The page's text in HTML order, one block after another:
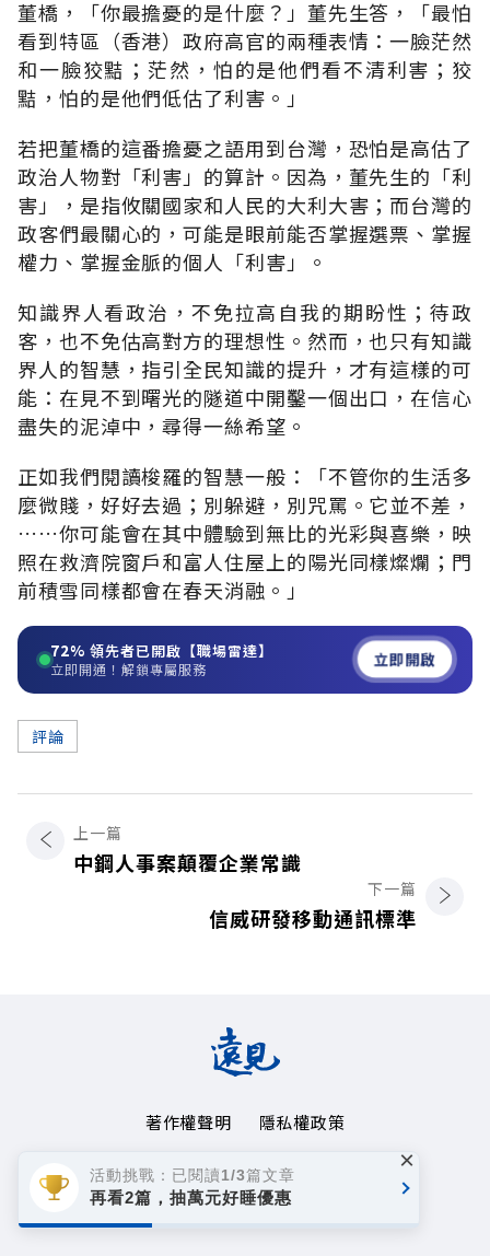
董橋，「你最擔憂的是什麼？」董先生答，「最怕
看到特區（香港）政府高官的兩種表情：一臉茫然
和一臉狡黠；茫然，怕的是他們看不清利害；狡
黠，怕的是他們低估了利害。」
若把董橋的這番擔憂之語用到台灣，恐怕是高估了
政治人物對「利害」的算計。因為，董先生的「利
害」，是指攸關國家和人民的大利大害；而台灣的
政客們最關心的，可能是眼前能否掌握選票、掌握
權力、掌握金脈的個人「利害」。
知識界人看政治，不免拉高自我的期盼性；待政
客，也不免估高對方的理想性。然而，也只有知識
界人的智慧，指引全民知識的提升，才有這樣的可
能：在見不到曙光的隧道中開鑿一個出口，在信心
盡失的泥淖中，尋得一絲希望。
正如我們閱讀梭羅的智慧一般：「不管你的生活多
麼微賤，好好去過；別躲避，別咒罵。它並不差，
……你可能會在其中體驗到無比的光彩與喜樂，映
照在救濟院窗戶和富人住屋上的陽光同樣燦爛；門
前積雪同樣都會在春天消融。」
72% 領先者已開啟【職場雷達】
立即開通！解鎖專屬服務 立即開啟
評論
上一篇
中鋼人事案顛覆企業常識
下一篇
信威研發移動通訊標準
著作權聲明
隱私權政策
Copyright© 1999~2026
遠見天下文化事業群. All rights reserved.
活動挑戰：已閱讀1/3篇文章
再看2篇，抽萬元好睡優惠
×